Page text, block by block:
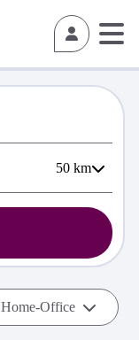
50 km
Home-Office